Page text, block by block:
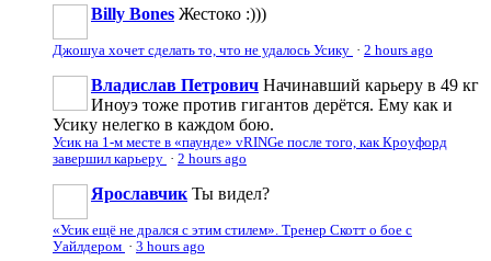
Billy Bones Жестоко :)))
Джошуа хочет сделать то, что не удалось Усику · 2 hours ago
Владислав Петрович Начинавший карьеру в 49 кг
Иноуэ тоже против гигантов дерётся. Ему как и
Усику нелегко в каждом бою.
Усик на 1-м месте в «паунде» vRINGe после того, как Кроуфорд
завершил карьеру · 2 hours ago
Ярославчик Ты видел?
«Усик ещё не дрался с этим стилем». Тренер Скотт о бое с
Уайлдером · 3 hours ago